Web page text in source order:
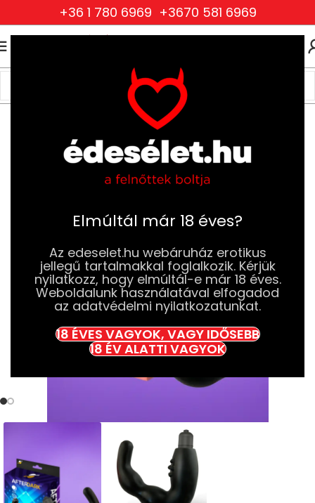
Elmúltál már 18 éves?
Az edeselet.hu webáruház erotikus
jellegű tartalmakkal foglalkozik. Kérjük
nyilatkozz, hogy elmúltál-e már 18 éves.
Weboldalunk használatával elfogadod
az adatvédelmi nyilatkozatunkat.
18 ÉVES VAGYOK, VAGY IDŐSEBB
18 ÉV ALATTI VAGYOK
+36 1 780 6969 +3670 581 6969
Szexjátékok Anál Szexjátékok
Prosztata Izgatók